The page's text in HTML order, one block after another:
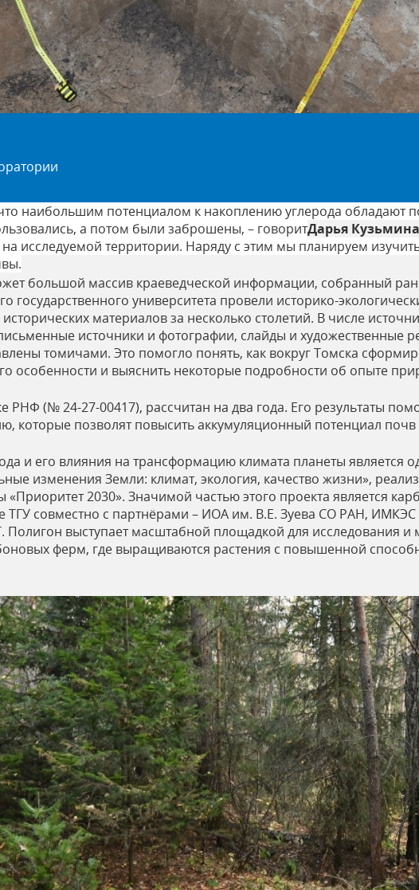
наибольшим потенциалом к накоплению углерода обладают
а потом были заброшены, – говоритДарья Кузьмина
на исследуемой территории. Наряду с этим мы планируем
большой массив краеведческой информации, собранный
государственного университета провели историко-
материалов за несколько столетий. В числе
источники и фотографии, слайды и художественные
томичами. Это помогло понять, как вокруг Томска
особенности и выяснить некоторые подробности об опыте
(№ 24-27-00417), рассчитан на два года. Его результаты
которые позволят повысить аккумуляционный потенциал почв
и его влияния на трансформацию климата планеты является
изменения Земли: климат, экология, качество жизни»,
2030». Значимой частью этого проекта является
ТГУ совместно с партнёрами – ИОА им. В.Е. Зуева СО РАН, ИМКЭС
выступает масштабной площадкой для исследования и
ферм, где выращиваются растения с повышенной